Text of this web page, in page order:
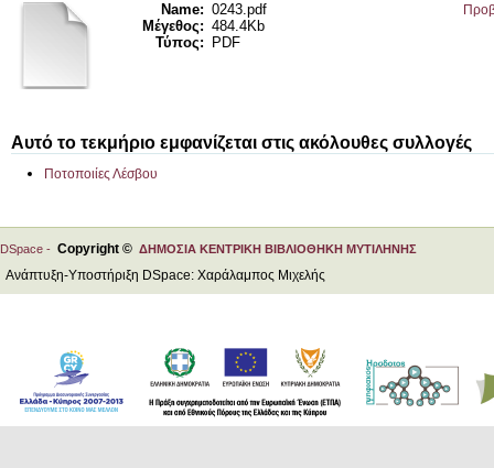
Name: 0243.pdf
Μέγεθος: 484.4Kb
Τύπος:
PDF
Αυτό το τεκμήριο εμφανίζεται στις ακόλουθες συλλογές
Ποτοποιίες Λέσβου
DSpace - Copyright © ΔΗΜΟΣΙΑ ΚΕΝΤΡΙΚΗ ΒΙΒΛΙΟΘΗΚΗ ΜΥΤΙΛΗΝΗΣ
Ανάπτυξη-Υποστήριξη DSpace: Χαράλαμπος Μιχελής